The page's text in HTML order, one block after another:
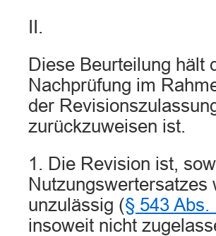
II.
Diese Beurteilung hält
Nachprüfung im
der
zurückzuweisen ist.
1. Die Revision ist,
Nutzungswertersatzes
unzulässig (§ 543 Abs.
insoweit nicht